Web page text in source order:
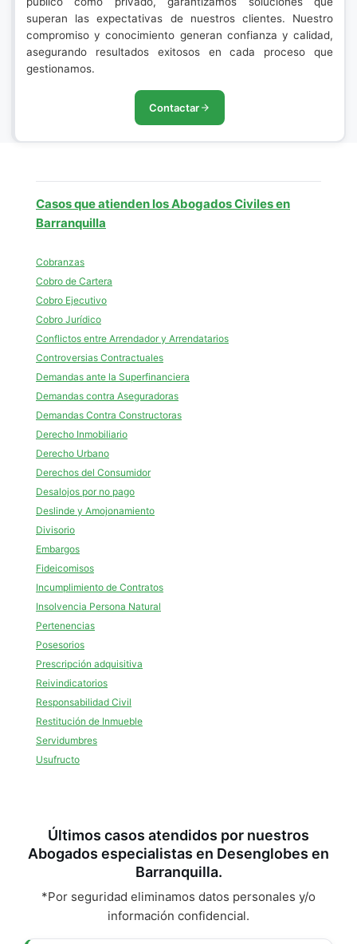
superan las expectativas de nuestros clientes. Nuestro
compromiso y conocimiento generan confianza y calidad,
asegurando resultados exitosos en cada proceso que
gestionamos.
Contactar
Casos que atienden los Abogados Civiles en
Barranquilla
Cobranzas
Cobro de Cartera
Cobro Ejecutivo
Cobro Jurídico
Conflictos entre Arrendador y Arrendatarios
Controversias Contractuales
Demandas ante la Superfinanciera
Demandas contra Aseguradoras
Demandas Contra Constructoras
Derecho Inmobiliario
Derecho Urbano
Derechos del Consumidor
Desalojos por no pago
Deslinde y Amojonamiento
Divisorio
Embargos
Fideicomisos
Incumplimiento de Contratos
Insolvencia Persona Natural
Pertenencias
Posesorios
Prescripción adquisitiva
Reivindicatorios
Responsabilidad Civil
Restitución de Inmueble
Servidumbres
Usufructo
Últimos casos atendidos por nuestros
Abogados especialistas en Desenglobes en
Barranquilla.
*Por seguridad eliminamos datos personales y/o
información confidencial.